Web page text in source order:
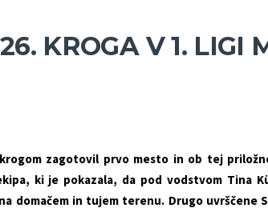
KROGA V 1. LIGI
zagotovil prvo mesto in ob tej
ki je pokazala, da pod vodstvom Tina
domačem in tujem terenu. Drugo uvrščene